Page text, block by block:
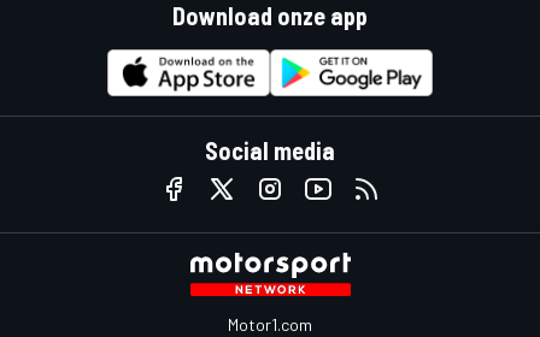
Download onze app
Social media
Motor1.com